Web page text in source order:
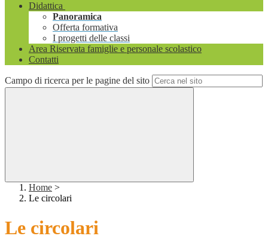
Didattica
Panoramica
Offerta formativa
I progetti delle classi
Area Riservata famiglie e personale scolastico
Contatti
Campo di ricerca per le pagine del sito
Home >
Le circolari
Le circolari